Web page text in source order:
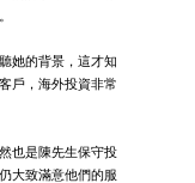
她的背景，這才知
戶，海外投資非常
也是陳先生保守投
大致滿意他們的服